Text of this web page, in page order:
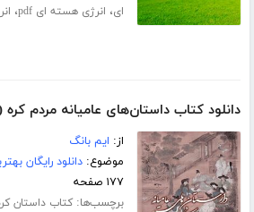
ای، انرژی هسته ای pdf ،
دانلود کتاب داستان‌های عامیانه مردم کره
از: ایم بانگ
موضوع:دانلود رایگان
۱۷۷ صفحه
برچسب‌ها:کتاب داستان